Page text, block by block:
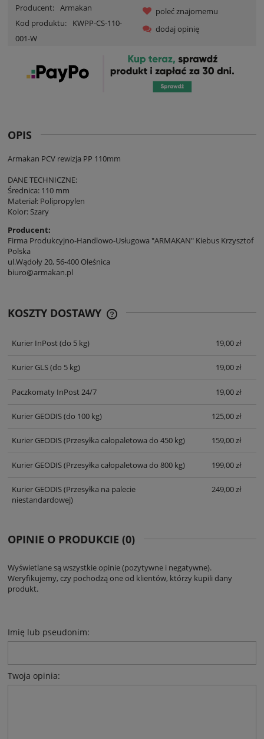
Producent: Armakan
Kod produktu:
KWPP-CS-110-
001-W
poleć znajomemu
dodaj opinię
OPIS
Armakan PCV rewizja PP 110mm
DANE TECHNICZNE:
Średnica: 110 mm
Materiał: Polipropylen
Kolor: Szary
Producent:
Firma Produkcyjno-Handlowo-Usługowa "ARMAKAN" Kiebus Krzysztof
Polska
ul.Wądoły 20, 56-400 Oleśnica
biuro@armakan.pl
KOSZTY DOSTAWY
Kurier InPost(do 5 kg) 19,00 zł
Kurier GLS(do 5 kg) 19,00 zł
Paczkomaty InPost 24/7 19,00 zł
Kurier GEODIS(do 100 kg) 125,00 zł
Kurier GEODIS(Przesyłka całopaletowa do 450 kg) 159,00 zł
Kurier GEODIS(Przesyłka całopaletowa do 800 kg) 199,00 zł
Kurier GEODIS(Przesyłka na palecie
niestandardowej)
249,00 zł
OPINIE O PRODUKCIE (0)
Wyświetlane są wszystkie opinie (pozytywne i negatywne).
Weryfikujemy, czy pochodzą one od klientów, którzy kupili dany
produkt.
Imię lub pseudonim:
Twoja opinia: